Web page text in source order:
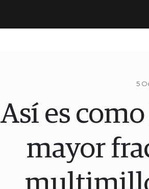
5
Así es
mayor